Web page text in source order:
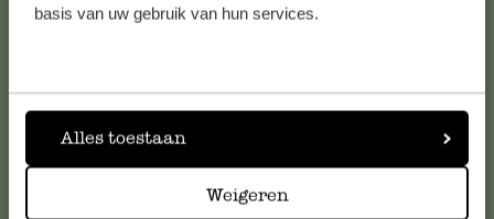
basis van uw gebruik van hun services.
Alles toestaan
Weigeren
klantenservice. Of bekijk hier het antwoord op de
meestgestelde vragen.
klantenservice@dille-kamille.com